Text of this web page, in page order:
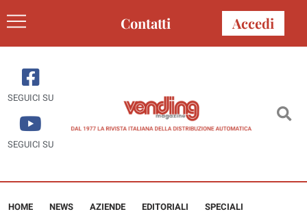
Contatti Accedi
SEGUICI SU
SEGUICI SU
HOME NEWS AZIENDE EDITORIALI SPECIALI